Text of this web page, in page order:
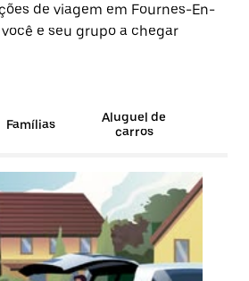
de viagem em Fournes-En-
e seu grupo a chegar
Famílias
Aluguel de
carros